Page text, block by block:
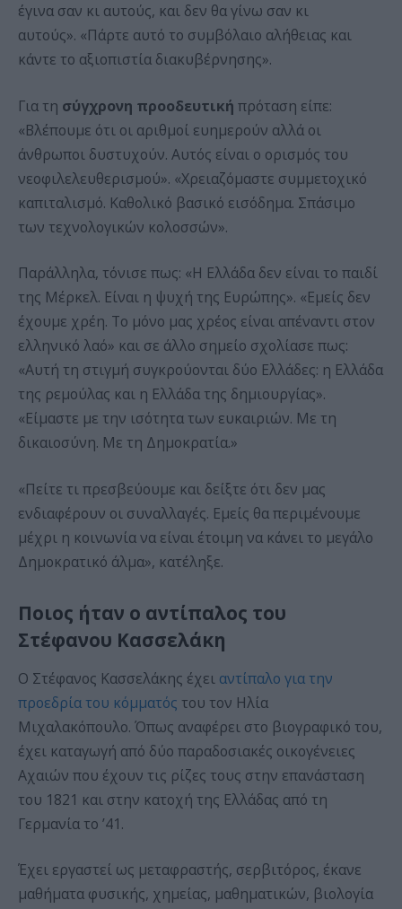
έγινα σαν κι αυτούς, και δεν θα γίνω σαν κι
αυτούς». «Πάρτε αυτό το συμβόλαιο αλήθειας και
κάντε το αξιοπιστία διακυβέρνησης».
Για τη σύγχρονη προοδευτική πρόταση είπε:
«Βλέπουμε ότι οι αριθμοί ευημερούν αλλά οι
άνθρωποι δυστυχούν. Αυτός είναι ο ορισμός του
νεοφιλελευθερισμού». «Χρειαζόμαστε συμμετοχικό
καπιταλισμό. Καθολικό βασικό εισόδημα. Σπάσιμο
των τεχνολογικών κολοσσών».
Παράλληλα, τόνισε πως: «Η Ελλάδα δεν είναι το παιδί
της Μέρκελ. Είναι η ψυχή της Ευρώπης». «Εμείς δεν
έχουμε χρέη. Το μόνο μας χρέος είναι απέναντι στον
ελληνικό λαό» και σε άλλο σημείο σχολίασε πως:
«Αυτή τη στιγμή συγκρούονται δύο Ελλάδες: η Ελλάδα
της ρεμούλας και η Ελλάδα της δημιουργίας».
«Είμαστε με την ισότητα των ευκαιριών. Με τη
δικαιοσύνη. Με τη Δημοκρατία.»
«Πείτε τι πρεσβεύουμε και δείξτε ότι δεν μας
ενδιαφέρουν οι συναλλαγές. Εμείς θα περιμένουμε
μέχρι η κοινωνία να είναι έτοιμη να κάνει το μεγάλο
Δημοκρατικό άλμα», κατέληξε.
Ποιος ήταν ο αντίπαλος του
Στέφανου Κασσελάκη
Ο Στέφανος Κασσελάκης έχει αντίπαλο για την
προεδρία του κόμματός του τον Ηλία
Μιχαλακόπουλο. Όπως αναφέρει στο βιογραφικό του,
έχει καταγωγή από δύο παραδοσιακές οικογένειες
Αχαιών που έχουν τις ρίζες τους στην επανάσταση
του 1821 και στην κατοχή της Ελλάδας από τη
Γερμανία το ’41.
Έχει εργαστεί ως μεταφραστής, σερβιτόρος, έκανε
μαθήματα φυσικής, χημείας, μαθηματικών, βιολογία